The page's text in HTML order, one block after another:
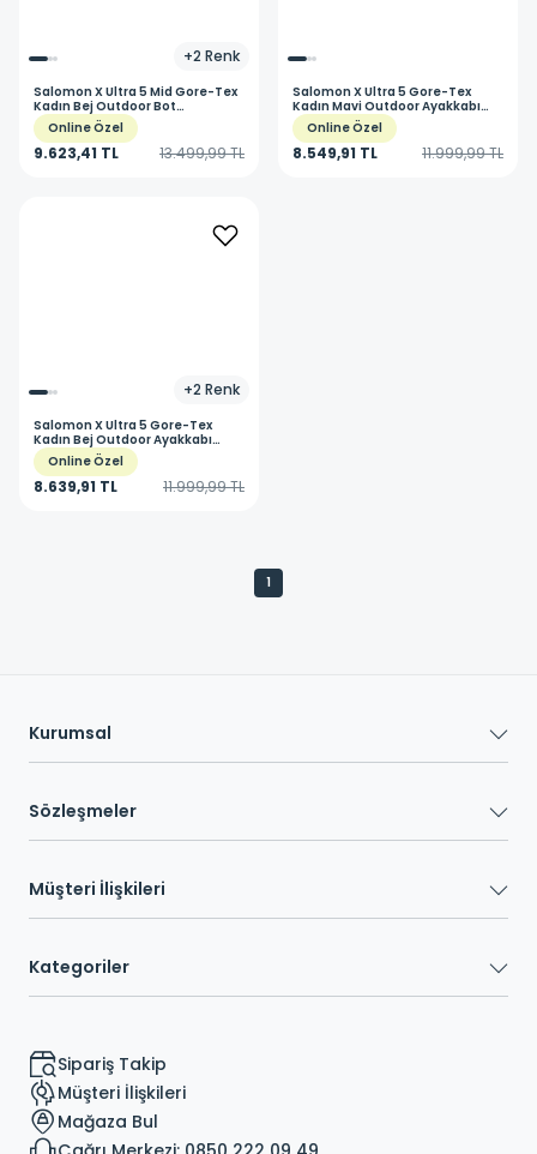
+2 Renk
SalomonX Ultra 5 Mid Gore-Tex
Kadın Bej Outdoor Bot
L47854900
Online Özel
9.623,41 TL 13.499,99 TL
SalomonX Ultra 5 Gore-Tex
Kadın Mavi Outdoor Ayakkabı
L47726300
Online Özel
8.549,91 TL 11.999,99 TL
+2 Renk
SalomonX Ultra 5 Gore-Tex
Kadın Bej Outdoor Ayakkabı
L47854700
Online Özel
8.639,91 TL 11.999,99 TL
1
Kurumsal
Sözleşmeler
Müşteri İlişkileri
Kategoriler
Sipariş Takip
Müşteri İlişkileri
Mağaza Bul